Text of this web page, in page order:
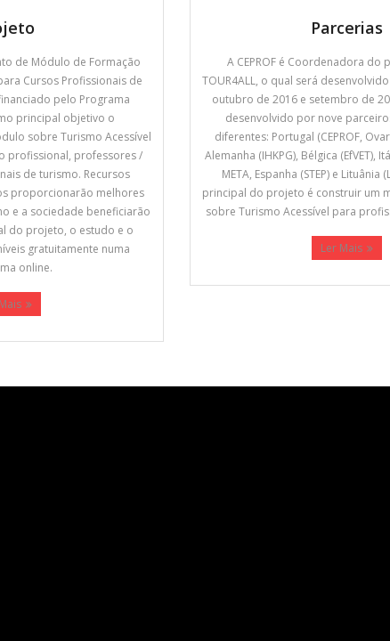
de Módulo de Formação
Cursos Profissionais de
pelo Programa
principal objetivo o
sobre Turismo Acessível
profissional, professores /
de turismo. Recursos
proporcionarão melhores
e a sociedade beneficiarão
do projeto, o estudo e o
gratuitamente numa
online.
Parcerias
A CEPROF é Coordenadora do
TOUR4ALL, o qual será
outubro de 2016 e setembro de
desenvolvido por nove
diferentes: Portugal (CEPROF,
Alemanha (IHKPG), Bélgica (EfVET),
META, Espanha (STEP) e Lituânia
principal do projeto é construir um
sobre Turismo Acessível para
Ler Mais